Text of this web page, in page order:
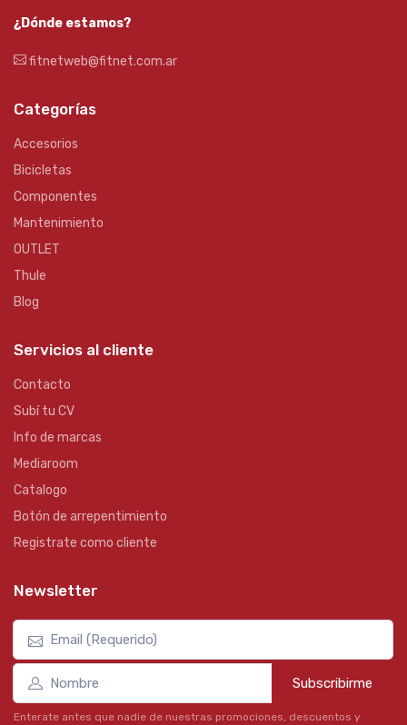
¿Dónde estamos?
fitnetweb@fitnet.com.ar
Categorías
Accesorios
Bicicletas
Componentes
Mantenimiento
OUTLET
Thule
Blog
Servicios al cliente
Contacto
Subí tu CV
Info de marcas
Mediaroom
Catalogo
Botón de arrepentimiento
Registrate como cliente
Newsletter
Subscribirme
Enterate antes que nadie de nuestras promociones, descuentos y